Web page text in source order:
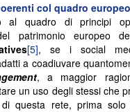
col quadro europeo
al quadro di principi
patrimonio europeo
[5], se i social
a coadiuvare
, a maggior
un uso degli stessi che
questa rete, prima solo